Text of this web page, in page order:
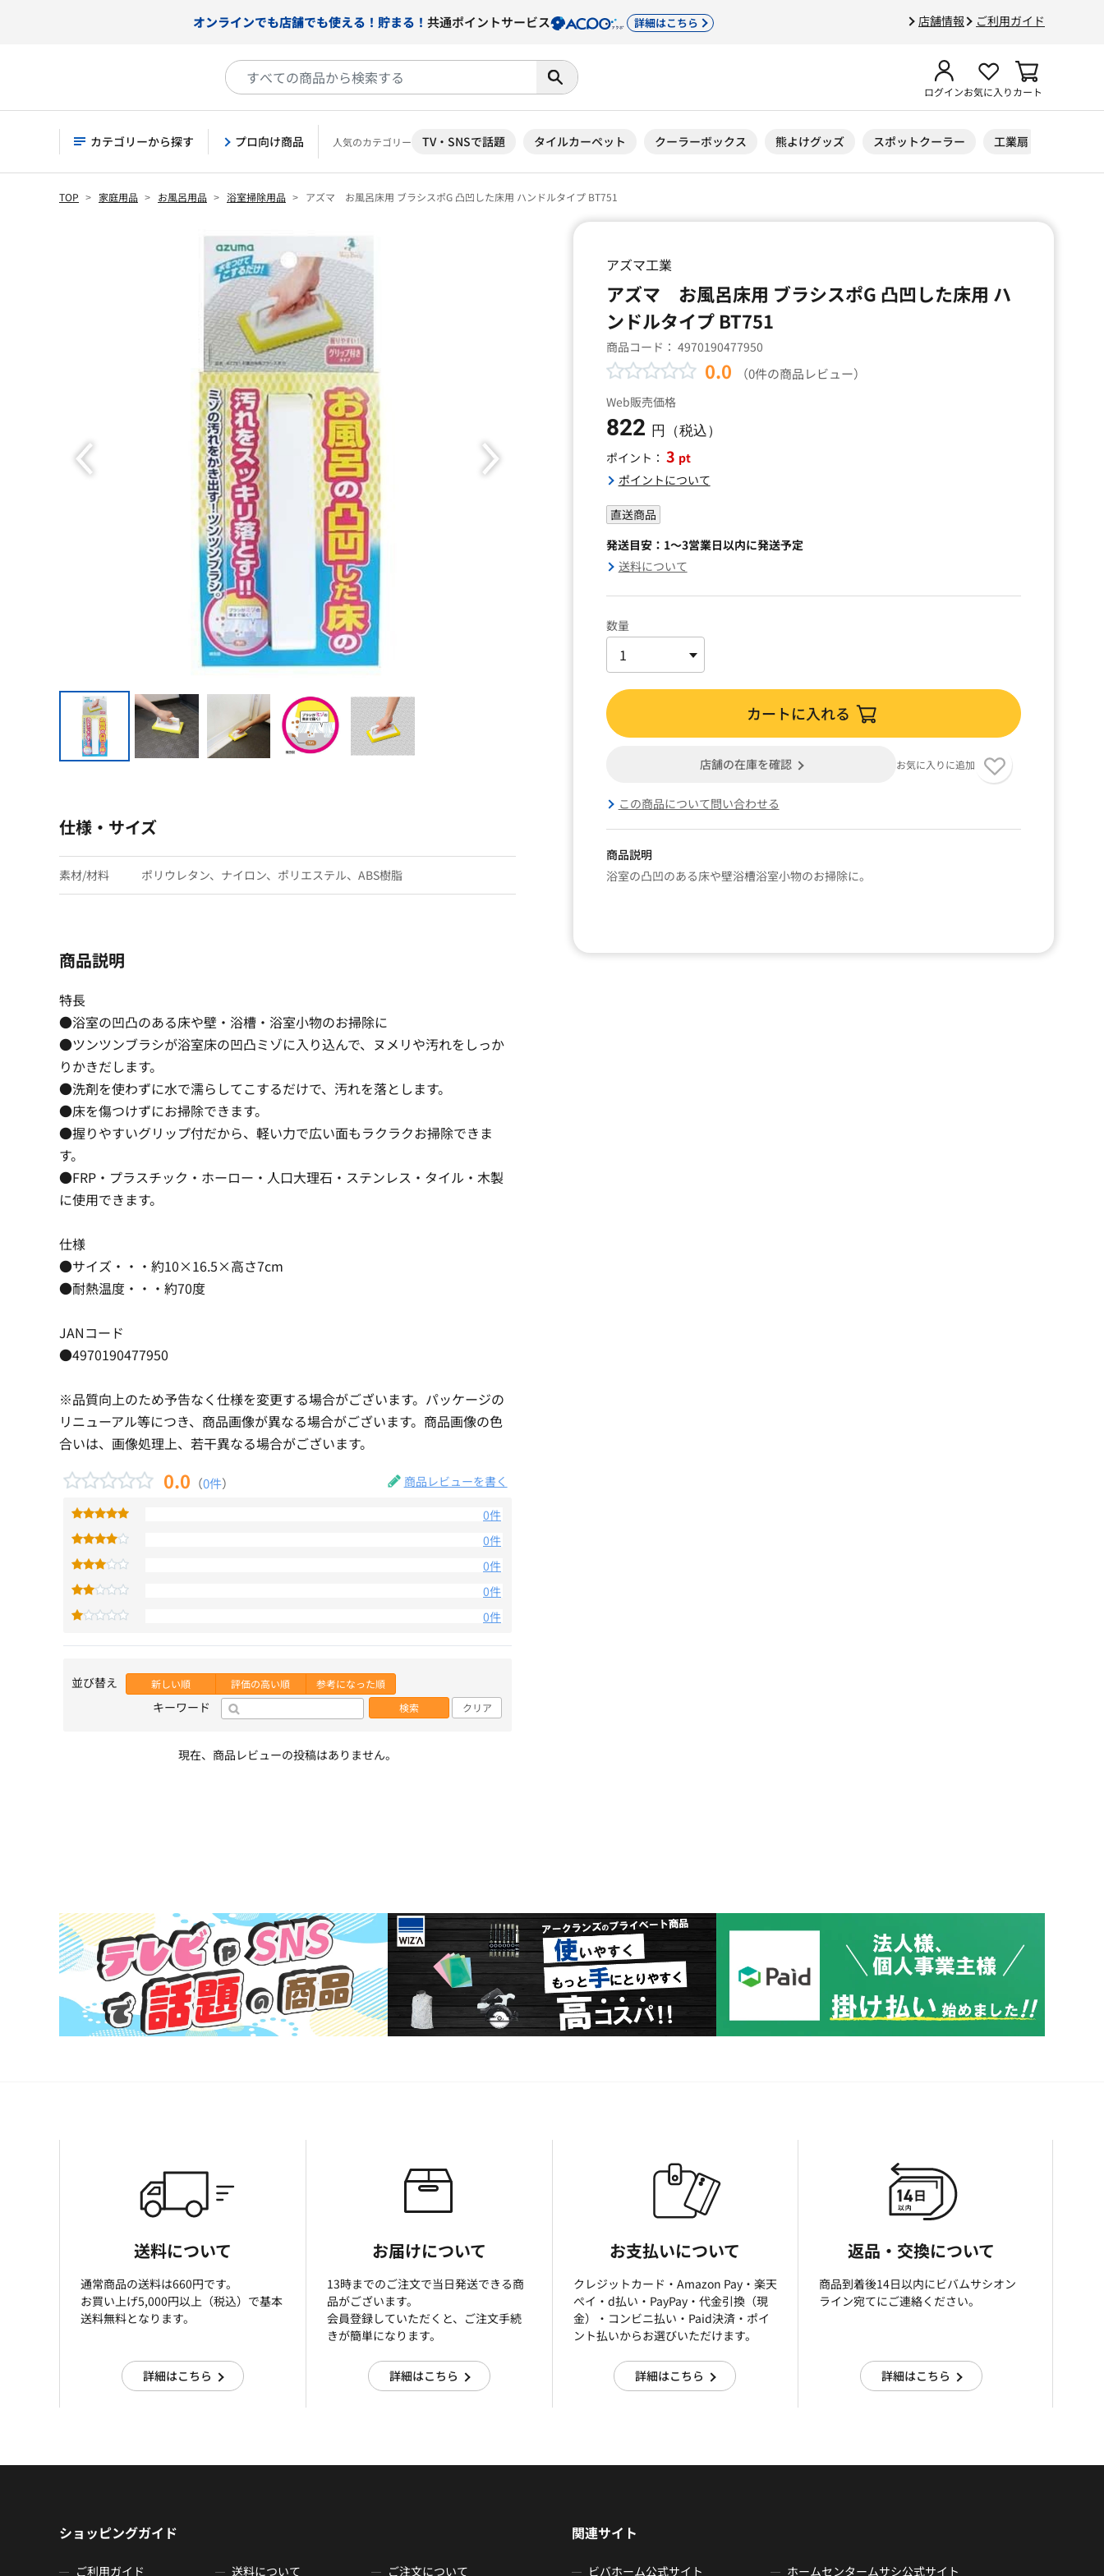
店舗情報 ご利用ガイド
オンラインでも店舗でも使える！貯まる！ 共通ポイントサービス 詳細はこちら
ログインお気に入りカート
カテゴリーから探す プロ向け商品 人気のカテゴリー TV・SNSで話題 タイルカーペット クーラーボックス 熊よけグッズ スポットクーラー 工業扇
TOP 家庭用品 お風呂用品 浴室掃除用品 アズマ お風呂床用 ブラシスポG 凸凹した床用 ハンドルタイプ BT751
アズマ工業
アズマ お風呂床用 ブラシスポG 凸凹した床用 ハ
ンドルタイプ BT751
商品コード： 4970190477950
0.0 （0件の商品レビュー）
Web販売価格
822 円（税込）
ポイント： 3 pt
ポイントについて
直送商品
発送目安：1～3営業日以内に発送予定
送料について
数量
カートに入れる
店舗の在庫を確認 お気に入りに追加
この商品について問い合わせる
商品説明
浴室の凸凹のある床や壁浴槽浴室小物のお掃除に。
仕様・サイズ
素材/材料 ポリウレタン、ナイロン、ポリエステル、ABS樹脂
商品説明
特長
●浴室の凹凸のある床や壁・浴槽・浴室小物のお掃除に
●ツンツンブラシが浴室床の凹凸ミゾに入り込んで、ヌメリや汚れをしっか
りかきだします。
●洗剤を使わずに水で濡らしてこするだけで、汚れを落とします。
●床を傷つけずにお掃除できます。
●握りやすいグリップ付だから、軽い力で広い面もラクラクお掃除できま
す。
●FRP・プラスチック・ホーロー・人口大理石・ステンレス・タイル・木製
に使用できます。
仕様
●サイズ・・・約10×16.5×高さ7cm
●耐熱温度・・・約70度
JANコード
●4970190477950
※品質向上のため予告なく仕様を変更する場合がございます。パッケージの
リニューアル等につき、商品画像が異なる場合がございます。商品画像の色
合いは、画像処理上、若干異なる場合がございます。
0.0 （0件） 商品レビューを書く
0件
0件
0件
0件
0件
並び替え 新しい順 評価の高い順 参考になった順
キーワード 検索 クリア
現在、商品レビューの投稿はありません。
送料について
通常商品の送料は660円です。
お買い上げ5,000円以上（税込）で基本
送料無料となります。
詳細はこちら
お届けについて
13時までのご注文で当日発送できる商
品がございます。
会員登録していただくと、ご注文手続
きが簡単になります。
詳細はこちら
お支払いについて
クレジットカード・Amazon Pay・楽天
ぺイ・d払い・PayPay・代金引換（現
金）・コンビニ払い・Paid決済・ポイ
ント払いからお選びいただけます。
詳細はこちら
返品・交換について
商品到着後14日以内にビバムサシオン
ライン宛てにご連絡ください。
詳細はこちら
ショッピングガイド
ご利用ガイド 送料について ご注文について
関連サイト
ビバホーム公式サイト ホームセンタームサシ公式サイト